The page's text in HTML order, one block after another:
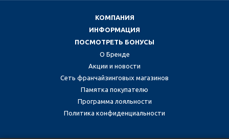
КОМПАНИЯ
ИНФОРМАЦИЯ
ПОСМОТРЕТЬ БОНУСЫ
О Бренде
Акции и новости
Сеть франчайзинговых магазинов
Памятка покупателю
Программа лояльности
Политика конфиденциальности